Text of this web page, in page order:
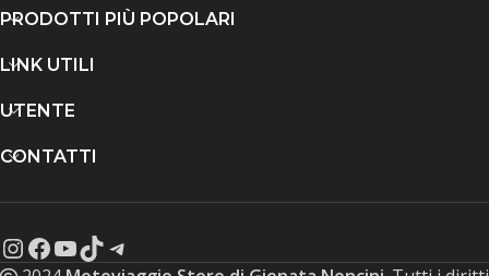
PRODOTTI PIÙ POPOLARI
LINK UTILI
UTENTE
CONTATTI